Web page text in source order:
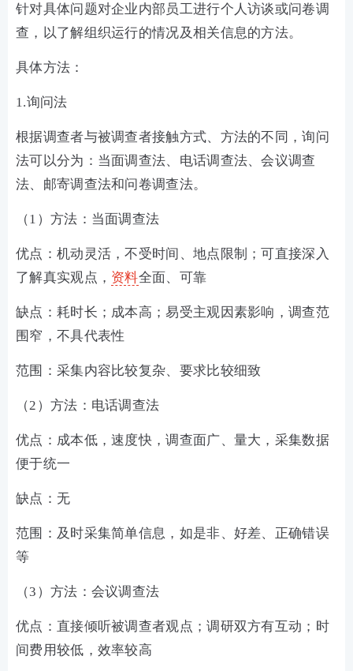
针对具体问题对企业内部员工进行个人访谈或问卷调
查，以了解组织运行的情况及相关信息的方法。
具体方法：
1.询问法
根据调查者与被调查者接触方式、方法的不同，询问
法可以分为：当面调查法、电话调查法、会议调查
法、邮寄调查法和问卷调查法。
（1）方法：当面调查法
优点：机动灵活，不受时间、地点限制；可直接深入
了解真实观点， 资料全面、可靠
缺点：耗时长；成本高；易受主观因素影响，调查范
围窄，不具代表性
范围：采集内容比较复杂、要求比较细致
（2）方法：电话调查法
优点：成本低，速度快，调查面广、量大，采集数据
便于统一
缺点：无
范围：及时采集简单信息，如是非、好差、正确错误
等
（3）方法：会议调查法
优点：直接倾听被调查者观点；调研双方有互动；时
间费用较低，效率较高